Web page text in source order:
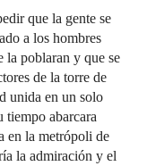
que la gente se
a los hombres
la poblaran y que se
de la torre de
unida en un solo
tiempo abarcara
en la metrópoli de
la admiración y el